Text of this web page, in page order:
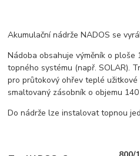
Akumulační nádrže NADOS se
Nádoba obsahuje výměník o ploše
topného systému (např. SOLAR).
pro průtokový ohřev teplé
smaltovaný zásobník o objemu
Do nádrže lze instalovat topnou